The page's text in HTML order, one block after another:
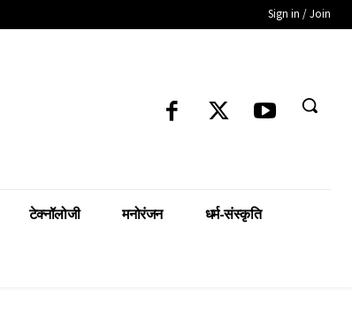
Sign in / Join
टेक्नॉलोजी मनोरंजन धर्म-संस्कृति